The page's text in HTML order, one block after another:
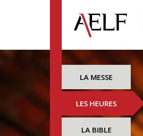
LA MESSE
LES HEURES
LA BIBLE